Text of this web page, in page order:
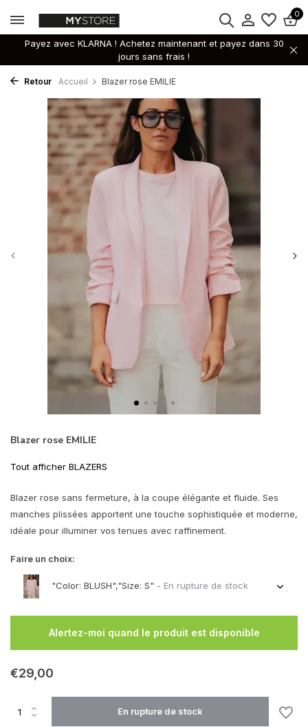
0
Payez avec KLARNA ! Achetez maintenant et payez dans 30
jours sans frais !
Retour Accueil Blazer rose EMILIE
Blazer rose EMILIE
Tout afficher BLAZERS
Blazer rose sans fermeture, à la coupe élégante et fluide. Ses
manches plissées apportent une touche sophistiquée et moderne,
idéale pour illuminer vos tenues avec raffinement.
Faire un choix:
"Color: BLUSH","Size: S" - En rupture de stock
En rupture de stock
Alertez-moi quand le produit est disponible
€29,00
En rupture de stock